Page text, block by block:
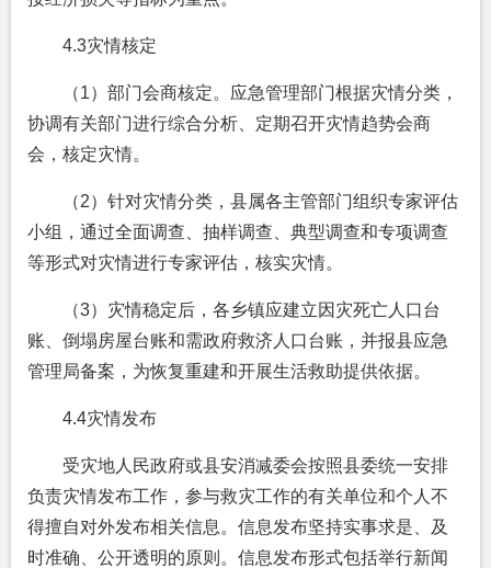
4.3灾情核定
（1）部门会商核定。应急管理部门根据灾情分类，
协调有关部门进行综合分析、定期召开灾情趋势会商
会，核定灾情。
（2）针对灾情分类，县属各主管部门组织专家评估
小组，通过全面调查、抽样调查、典型调查和专项调查
等形式对灾情进行专家评估，核实灾情。
（3）灾情稳定后，各乡镇应建立因灾死亡人口台
账、倒塌房屋台账和需政府救济人口台账，并报县应急
管理局备案，为恢复重建和开展生活救助提供依据。
4.4灾情发布
受灾地人民政府或县安消减委会按照县委统一安排
负责灾情发布工作，参与救灾工作的有关单位和个人不
得擅自对外发布相关信息。信息发布坚持实事求是、及
时准确、公开透明的原则。信息发布形式包括举行新闻